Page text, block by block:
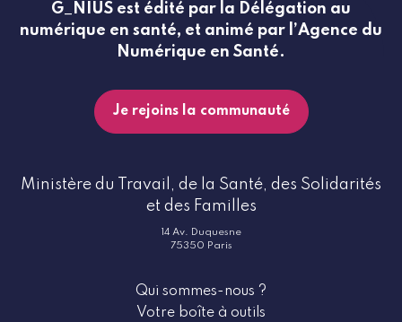
G_NIUS est édité par la Délégation au
numérique en santé, et animé par l’Agence du
Numérique en Santé.
Je rejoins la communauté
Ministère du Travail, de la Santé, des Solidarités
et des Familles
14 Av. Duquesne
75350 Paris
Qui sommes-nous ?
Votre boîte à outils